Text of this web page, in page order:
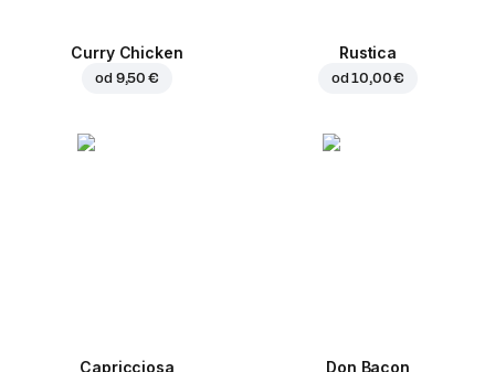
Curry Chicken
od 9,50 €
Rustica
od10,00 €
Capricciosa Don Bacon